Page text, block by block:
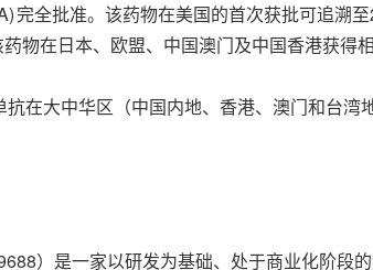
完全批准。该药物在美国的首次获批可追溯
物在日本、欧盟、中国澳门及中国香港获得
在大中华区（中国内地、香港、澳门和台
）是一家以研发为基础、处于商业化阶段